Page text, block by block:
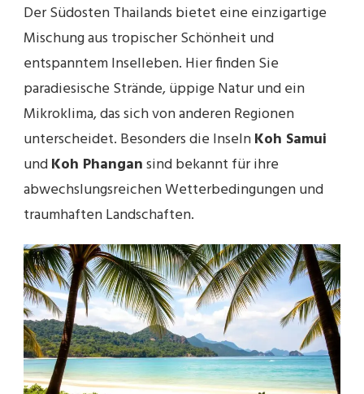
Der Südosten Thailands bietet eine einzigartige
Mischung aus tropischer Schönheit und
entspanntem Inselleben. Hier finden Sie
paradiesische Strände, üppige Natur und ein
Mikroklima, das sich von anderen Regionen
unterscheidet. Besonders die InselnKoh Samui
undKoh Phangansind bekannt für ihre
abwechslungsreichen Wetterbedingungen und
traumhaften Landschaften.